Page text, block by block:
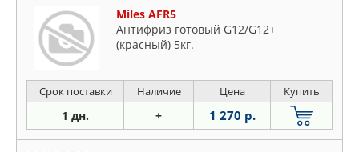
Miles AFR5
Антифриз готовый G12/G12+
(красный) 5кг.
Срок поставки Наличие Цена Купить
1 дн. + 1 270 р.